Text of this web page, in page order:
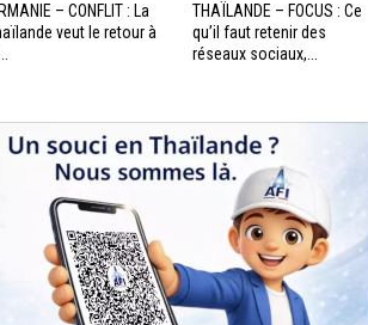
– CONFLIT : La
veut le retour à
THAÏLANDE – FOCUS : Ce
qu’il faut retenir des
réseaux sociaux,...